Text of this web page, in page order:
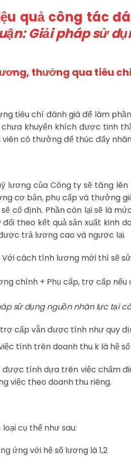
quả công tác
Giải pháp sử
thưởng qua tiêu
tiêu chí đánh giá để làm
khuyến khích được tinh
có thưởng để thúc đẩy
lương của Công ty sẽ tăng
cơ bản, phụ cấp và thưởng
cố định. Phần còn lại sẽ là
theo kết quả sản xuất kinh
trả lương cao và ngược lại.
cách tính lương mới thì sẽ
chính + Phụ cấp, trợ cấp
sử dụng nguồn nhân lực tại
cấp vẫn được tính như quy
tính trên doanh thu k là hệ
được tính dựa trên việc chấm
việc theo doanh thu riêng.
cụ thể như sau:
ứng với hệ số lương là 1,2